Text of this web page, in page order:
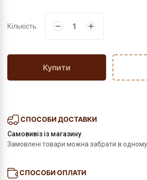
Кількість:
Купити
СПОСОБИ ДОСТАВКИ
Самовивіз із магазину
Замовлені товари можна забрати в
СПОСОБИ ОПЛАТИ